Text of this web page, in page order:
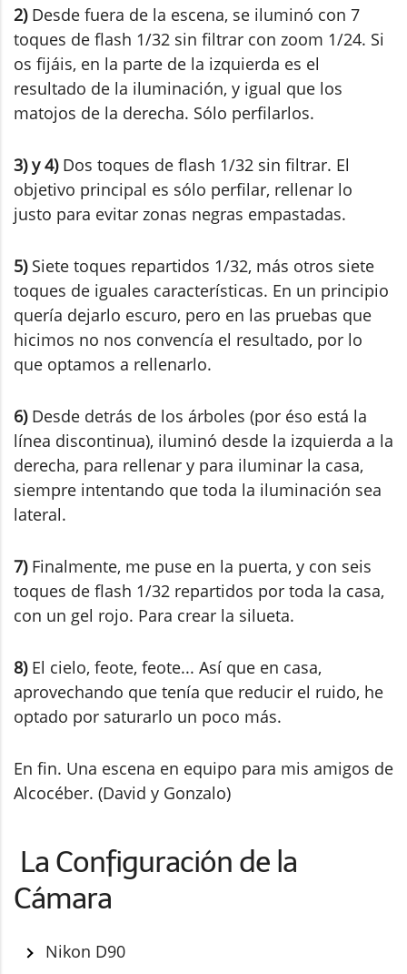
2)Desde fuera de la escena, se iluminó con 7
toques de flash 1/32 sin filtrar con zoom 1/24. Si
os fijáis, en la parte de la izquierda es el
resultado de la iluminación, y igual que los
matojos de la derecha. Sólo perfilarlos.
3) y 4)Dos toques de flash 1/32 sin filtrar. El
objetivo principal es sólo perfilar, rellenar lo
justo para evitar zonas negras empastadas.
5)Siete toques repartidos 1/32, más otros siete
toques de iguales características. En un principio
quería dejarlo escuro, pero en las pruebas que
hicimos no nos convencía el resultado, por lo
que optamos a rellenarlo.
6)Desde detrás de los árboles (por éso está la
línea discontinua), iluminó desde la izquierda a la
derecha, para rellenar y para iluminar la casa,
siempre intentando que toda la iluminación sea
lateral.
7)Finalmente, me puse en la puerta, y con seis
toques de flash 1/32 repartidos por toda la casa,
con un gel rojo. Para crear la silueta.
8)El cielo, feote, feote... Así que en casa,
aprovechando que tenía que reducir el ruido, he
optado por saturarlo un poco más.
En fin. Una escena en equipo para mis amigos de
Alcocéber. (David y Gonzalo)
La Configuración de la
Cámara
Nikon D90